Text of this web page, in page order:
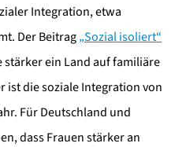
Integration, etwa
Der Beitrag„Sozialisoliert“
stärker ein Land auf familiäre
ist die soziale Integration von
Für Deutschland und
dass Frauen stärker an